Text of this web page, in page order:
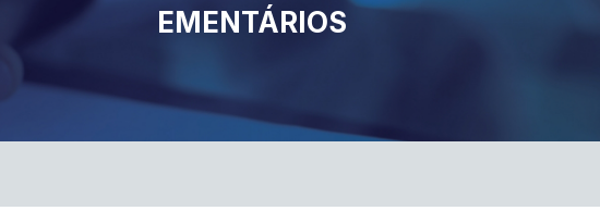
EMENTÁRIOS